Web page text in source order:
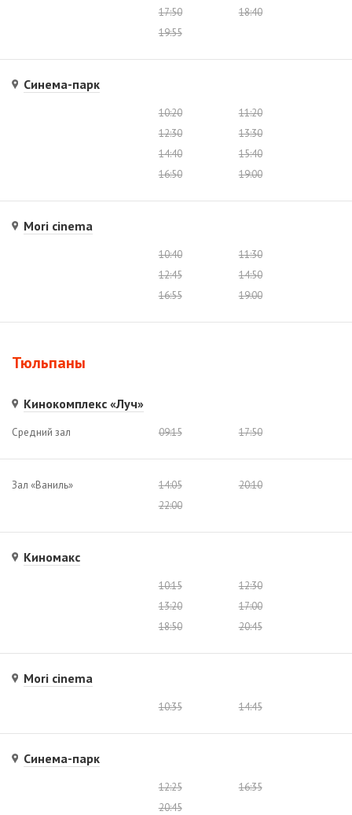
17:50
18:40
19:55
Синема-парк
10:20
11:20
12:30
13:30
14:40
15:40
16:50
19:00
Mori cinema
10:40
11:30
12:45
14:50
16:55
19:00
Тюльпаны
Кинокомплекс «Луч»
Средний зал 09:15 17:50
Зал «Ваниль» 14:05
20:10
22:00
Киномакс
10:15
12:30
13:20
17:00
18:50
20:45
Mori cinema
10:35 14:45
Синема-парк
12:25
16:35
20:45